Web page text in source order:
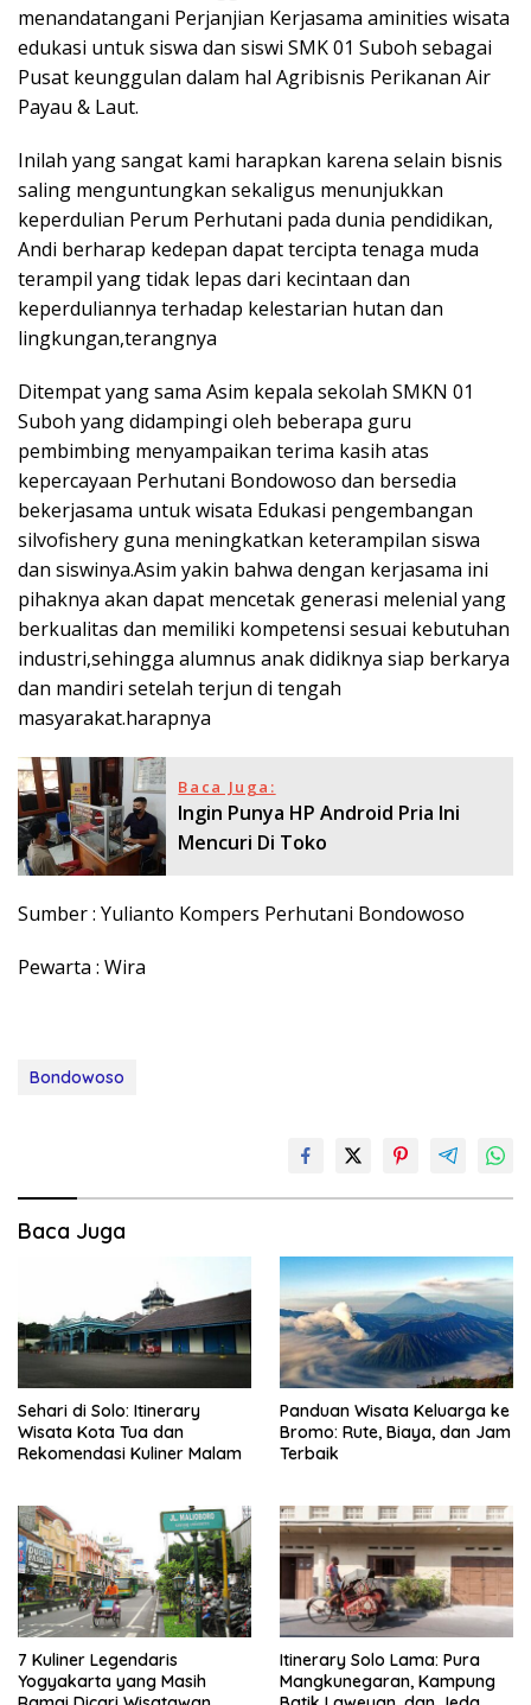
menandatangani Perjanjian Kerjasama aminities wisata
edukasi untuk siswa dan siswi SMK 01 Suboh sebagai
Pusat keunggulan dalam hal Agribisnis Perikanan Air
Payau & Laut.
Inilah yang sangat kami harapkan karena selain bisnis
saling menguntungkan sekaligus menunjukkan
keperdulian Perum Perhutani pada dunia pendidikan,
Andi berharap kedepan dapat tercipta tenaga muda
terampil yang tidak lepas dari kecintaan dan
keperduliannya terhadap kelestarian hutan dan
lingkungan,terangnya
Ditempat yang sama Asim kepala sekolah SMKN 01
Suboh yang didampingi oleh beberapa guru
pembimbing menyampaikan terima kasih atas
kepercayaan Perhutani Bondowoso dan bersedia
bekerjasama untuk wisata Edukasi pengembangan
silvofishery guna meningkatkan keterampilan siswa
dan siswinya.Asim yakin bahwa dengan kerjasama ini
pihaknya akan dapat mencetak generasi melenial yang
berkualitas dan memiliki kompetensi sesuai kebutuhan
industri,sehingga alumnus anak didiknya siap berkarya
dan mandiri setelah terjun di tengah
masyarakat.harapnya
Baca Juga:
Ingin Punya HP Android Pria Ini
Mencuri Di Toko
Sumber : Yulianto Kompers Perhutani Bondowoso
Pewarta : Wira
Bondowoso
Baca Juga
Sehari di Solo: Itinerary
Wisata Kota Tua dan
Rekomendasi Kuliner Malam
Panduan Wisata Keluarga ke
Bromo: Rute, Biaya, dan Jam
Terbaik
7 Kuliner Legendaris
Yogyakarta yang Masih
Itinerary Solo Lama: Pura
Mangkunegaran, Kampung